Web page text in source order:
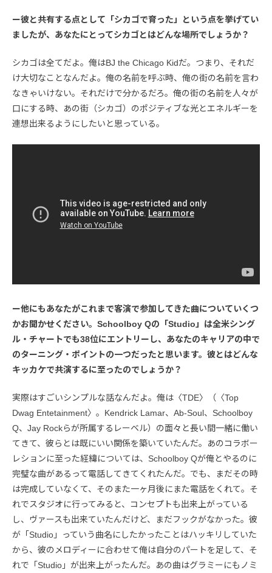
ー彼と共有する点として「シカゴで育った」という点を挙げてい
ましたが、あなたにとってシカゴとはどんな場所でしょうか？
シカゴは全てだよ。俺はBJ the Chicago Kidだ。つまり、それだ
け大切なことなんだよ。俺の名前を呼ぶ時、俺の街の名前を言わ
なきゃいけない。それだけで分かるだろ。俺の街の名前を人々が
口にする時、あの街（シカゴ）のポジティブな光とエネルギーを
連想出来るようにしたいと思っている。
ー他にもあなたがこれまで客演で参加してきた曲についていくつ
かお聞かせください。Schoolboy Qの「Studio」は全米シング
ル・チャートでも38位にエントリーし、あなたのキャリアの中で
のターニング・ポイントの一つだったと思います。彼とはどんな
キッカケで共演するに至ったのでしょうか？
実際はすごいシンプルな話なんだよ。俺は〈TDE〉（〈Top
Dwag Entetainment〉。Kendrick Lamar、Ab-Soul、Schoolboy
Q、Jay Rockらが所属するレーベル）の面々と長い間一緒に働い
てきて、彼らとは既にいい関係を築いていたんだ。あのコラボー
レションに至った経緯については、Schoolboy Qが俺とやるのに
完璧な曲があるって電話してきてくれたんだ。でも、まだその時
は完成していなくて、そのまた一ヶ月後にまた電話をくれて。そ
れでスタジオに行ってみると、コンセプトも出来上がっている
し、ヴァースも出来ていたんだけど、まだフックがなかった。彼
が「Studio」っていう曲名にしたかったことはハッキリしていた
から、彼のメロディーに合わせて俺は自分のパートを足して、そ
れで「Studio」が出来上がったんだ。あの曲はグラミーにもノミ